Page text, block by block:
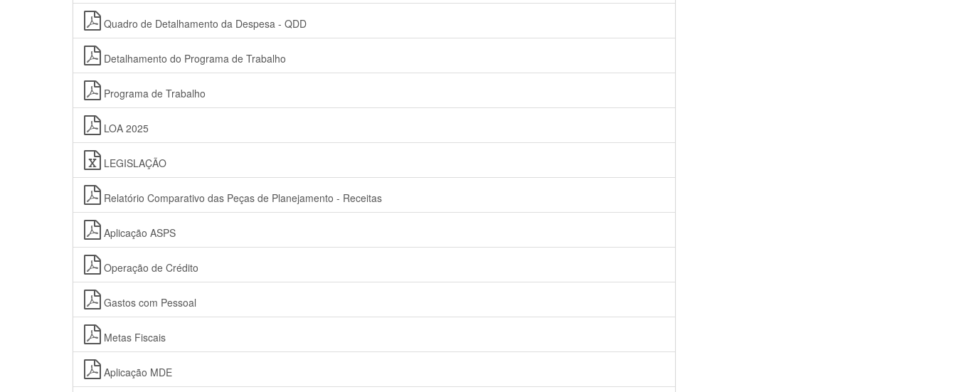
Quadro de Detalhamento da Despesa - QDD
Detalhamento do Programa de Trabalho
Programa de Trabalho
LOA 2025
LEGISLAÇÃO
Relatório Comparativo das Peças de Planejamento - Receitas
Aplicação ASPS
Operação de Crédito
Gastos com Pessoal
Metas Fiscais
Aplicação MDE